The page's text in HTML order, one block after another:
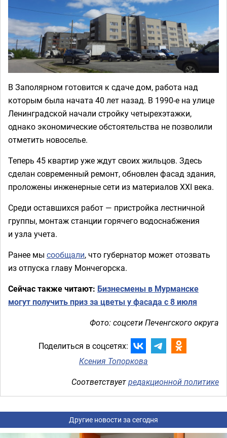
В Заполярном готовится к сдаче дом, работа над
которым была начата 40 лет назад. В 1990-е на улице
Ленинградской начали стройку четырехэтажки,
однако экономические обстоятельства не позволили
отметить новоселье.
Теперь 45 квартир уже ждут своих жильцов. Здесь
сделан современный ремонт, обновлен фасад здания,
проложены инженерные сети из материалов XXI века.
Среди оставшихся работ — пристройка лестничной
группы, монтаж станции горячего водоснабжения
и узла учета.
Ранее мы сообщали, что губернатор может отозвать
из отпуска главу Мончегорска.
Сейчас также читают: Бизнесмены в Мурманске
могут получить приз за цветы у фасада с 8 июля
Фото: соцсети Печенгского округа
Поделиться в соцсетях:
Ксения Топоркова
Соответствуетредакционной политике
Другие новости за сегодня